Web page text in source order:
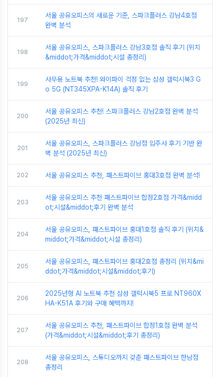
197
서울 공유오피스의 새로운 기준, 스파크플러스 강남4호점
완벽 분석
198
서울 공유오피스, 스파크플러스 강남3호점 솔직 후기 (위치
&middot;가격&middot;시설 총정리)
199
사무용 노트북 추천! 와이파이 걱정 없는 삼성 갤럭시북3 G
o 5G (NT345XPA-K14A) 솔직 후기
200
서울 공유오피스 추천! 스파크플러스 강남2호점 완벽 분석
(2025년 최신)
201
서울 공유오피스, 스파크플러스 강남점 입주사 후기 기반 완
벽 분석 (2025년 최신)
202 서울 공유오피스 추천, 패스트파이브 홍대3호점 완벽 분석!
203
서울 공유오피스 추천 패스트파이브 합정2호점 가격&midd
ot;시설&middot;후기 완벽 분석
204
서울 공유오피스, 패스트파이브 홍대1호점 솔직 후기 (위치&
middot;가격&middot;시설 총정리)
205
서울 공유오피스, 패스트파이브 홍대2호점 총정리 (위치&mi
ddot;가격&middot;시설&middot;후기)
206
2025년형 AI 노트북 추천 삼성 갤럭시북5 프로 NT960X
HA-K51A 후기와 구매 혜택까지!
207
서울 공유오피스 추천, 패스트파이브 합정1호점 완벽 분석
(가격&middot;시설&middot;후기 총정리)
208
서울 공유오피스, 스튜디오까지 갖춘 패스트파이브 한남점
총정리